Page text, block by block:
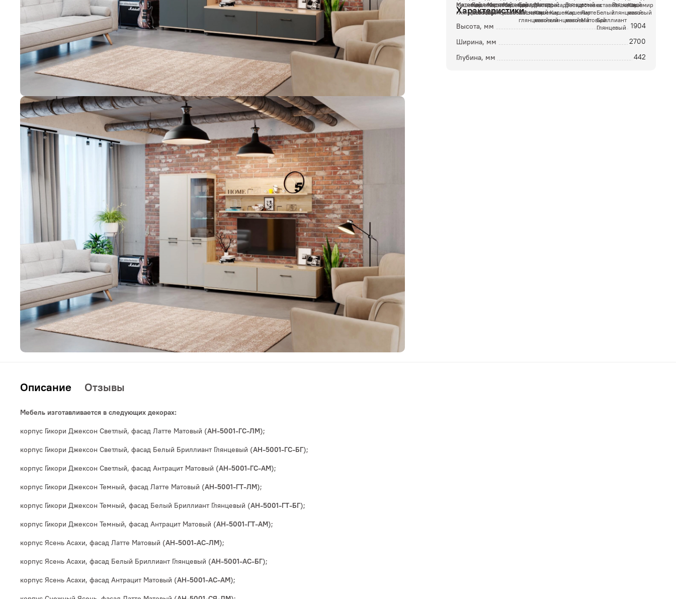
Кровати Матрасы Мебель со скидкой
Характеристики
Высота, мм 1904
Ширина, мм 2700
Глубина, мм 442
Описание Отзывы
Мебель изготавливается в следующих декорах:
корпус Гикори Джексон Светлый, фасад Латте Матовый (АН-5001-ГС-ЛМ);
корпус Гикори Джексон Светлый, фасад Белый Бриллиант Глянцевый (АН-5001-ГС-БГ);
корпус Гикори Джексон Светлый, фасад Антрацит Матовый (АН-5001-ГС-АМ);
корпус Гикори Джексон Темный, фасад Латте Матовый (АН-5001-ГТ-ЛМ);
корпус Гикори Джексон Темный, фасад Белый Бриллиант Глянцевый (АН-5001-ГТ-БГ);
корпус Гикори Джексон Темный, фасад Антрацит Матовый (АН-5001-ГТ-АМ);
корпус Ясень Асахи, фасад Латте Матовый (АН-5001-АС-ЛМ);
корпус Ясень Асахи, фасад Белый Бриллиант Глянцевый (АН-5001-АС-БГ);
корпус Ясень Асахи, фасад Антрацит Матовый (АН-5001-АС-АМ);